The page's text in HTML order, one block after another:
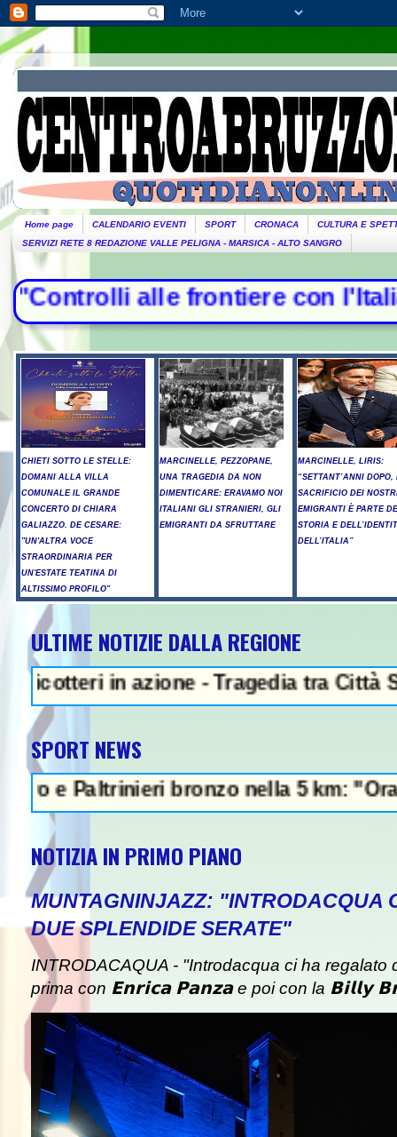
Home page CALENDARIO EVENTI SPORT CRONACA
CULTURA E
SERVIZI RETE 8 REDAZIONE VALLE PELIGNA - MARSICA - ALTO SANGRO
frontiere con l'Italia", la
CHIETI SOTTO LE STELLE:
DOMANI ALLA VILLA
COMUNALE IL GRANDE
CONCERTO DI CHIARA
GALIAZZO. DE CESARE:
"UN'ALTRA VOCE
STRAORDINARIA PER
UN'ESTATE TEATINA DI
ALTISSIMO PROFILO"
MARCINELLE, PEZZOPANE,
UNA TRAGEDIA DA NON
DIMENTICARE: ERAVAMO NOI
ITALIANI GLI STRANIERI, GLI
EMIGRANTI DA SFRUTTARE
MARCINELLE, LIRIS:
“SETTANT’ANNI DOPO,
SACRIFICIO DEI
EMIGRANTI È PARTE
STORIA E
DELL’ITALIA”
ULTIME NOTIZIE DALLA REGIONE
in azione - Tragedia tra Città
SPORT NEWS
bronzo nella 5 km: "Ora ci
NOTIZIA IN PRIMO PIANO
MUNTAGNINJAZZ: "INTRODACQUA
DUE SPLENDIDE SERATE"
INTRODACAQUA - "Introdacqua ci ha regalato
prima con 𝗘𝗻𝗿𝗶𝗰𝗮 𝗣𝗮𝗻𝘇𝗮 e poi con la 𝗕𝗶𝗹𝗹𝘆
NEWS IN